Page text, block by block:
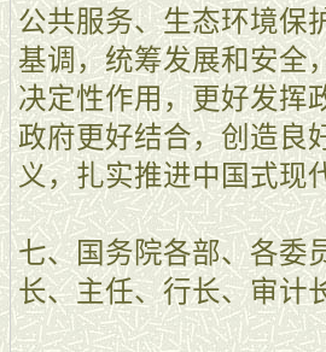
公共服务、生态环境保
基调，统筹发展和安全
决定性作用，更好发挥
政府更好结合，创造良
义，扎实推进中国式现
七、国务院各部、各委
长、主任、行长、审计